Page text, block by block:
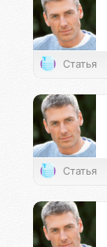
Статья
Статья